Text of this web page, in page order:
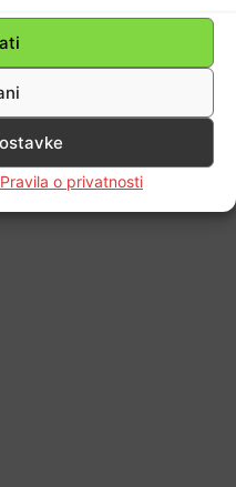
Pravila o privatnosti